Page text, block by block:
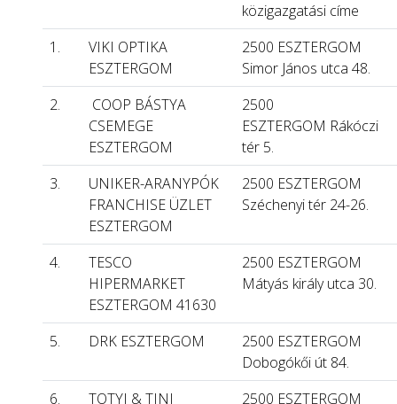
közigazgatási címe
1.
VIKI OPTIKA
ESZTERGOM
2500 ESZTERGOM
Simor János utca 48.
2.
COOP BÁSTYA
CSEMEGE
ESZTERGOM
2500
ESZTERGOM Rákóczi
tér 5.
3.
UNIKER-ARANYPÓK
FRANCHISE ÜZLET
ESZTERGOM
2500 ESZTERGOM
Széchenyi tér 24-26.
4.
TESCO
HIPERMARKET
ESZTERGOM 41630
2500 ESZTERGOM
Mátyás király utca 30.
5. DRK ESZTERGOM
2500 ESZTERGOM
Dobogókői út 84.
6.
TOTYI & TINI
2500 ESZTERGOM